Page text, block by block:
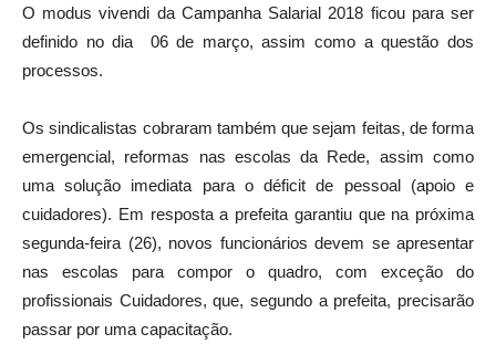
O modus vivendi da Campanha Salarial 2018 ficou para ser
definido no dia 06 de março, assim como a questão dos
processos.
Os sindicalistas cobraram também que sejam feitas, de forma
emergencial, reformas nas escolas da Rede, assim como
uma solução imediata para o déficit de pessoal (apoio e
cuidadores). Em resposta a prefeita garantiu que na próxima
segunda-feira (26), novos funcionários devem se apresentar
nas escolas para compor o quadro, com exceção do
profissionais Cuidadores, que, segundo a prefeita, precisarão
passar por uma capacitação.